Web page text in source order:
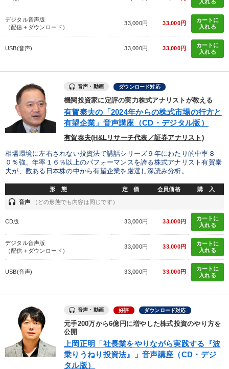
入れる
デジタル音声版
（配信＋ダウンロード）
33,000円 33,000円
カートに
入れる
USB(音声) 33,000円 33,000円
カートに
入れる
音声・動画 ダウンロード対応
機関投資家に定評の実力株式アナリストが教える
有賀泰夫の「2024年からの株式市場の行方と
有望企業」音声講座（CD・デジタル版）
有賀泰夫(H&Lリサーチ代表／証券アナリスト)
相場環境に左右されない投資法で講話シリーズ９年にわたり的中率８
０％強、年率１６％以上のパフォーマンスを誇る株式アナリスト有賀泰
夫が、数ある日本株の中から有望企業を厳選し深読み分析。...
形 態 定 価 会員価格 購 入
headset 音声 （どの形態でも内容は同じです）
CD版 33,000円 33,000円
カートに
入れる
デジタル音声版
（配信＋ダウンロード）
33,000円 33,000円
カートに
入れる
USB(音声) 33,000円 33,000円
カートに
入れる
音声・動画 好評 ダウンロード対応
元手200万から6億円に増やした株式投資のやり方を
公開
上岡正明「社長業をやりながら実践する『波
乗りうねり投資法』」音声講座（CD・デジ
タル版）